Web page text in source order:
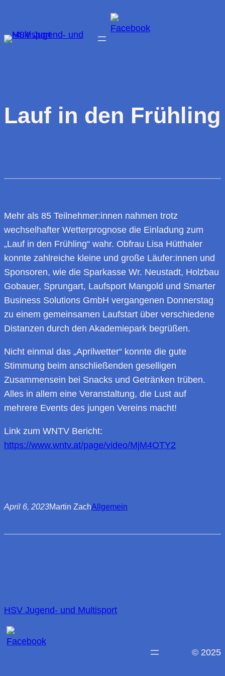
springen
Lauf in den Frühling
Mehr als 85 Teilnehmer:innen nahmen trotz
wechselhafter Wetterprognose die Einladung zum
„Lauf in den Frühling“ wahr. Obfrau Lisa Hütthaler
konnte zahlreiche kleine und große Läufer:innen und
Sponsoren, wie die Sparkasse Wr. Neustadt, Holzbau
Gobauer, Sprungart, Laufsport Mangold und Smarter
Business Solutions GmbH vergangenen Donnerstag
zu einem gemeinsamen Laufstart über verschiedene
Distanzen durch den Akademiepark begrüßen.
Nicht einmal das „Aprilwetter“ konnte die gute
Stimmung beim anschließenden geselligen
Zusammensein bei Snacks und Getränken trüben.
Alles in allem eine Veranstaltung, die Lust auf
mehrere Events des jungen Vereins macht!
Link zum WNTV Bericht:
https://www.wntv.at/page/video/MjM4OTY2
April 6, 2023Martin ZachAllgemein
HSV Jugend- und Multisport
© 2025